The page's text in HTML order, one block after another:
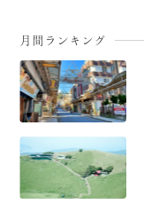
ABOUT
MODEL COURSE
EVENT
ACCESS
月間ランキング